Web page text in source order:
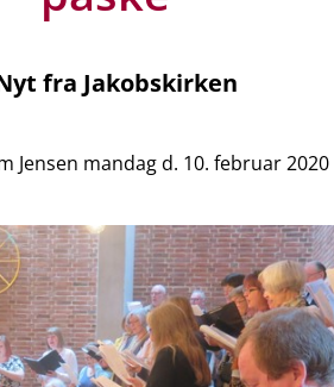
fra Jakobskirken
Jensen mandag d. 10. februar 2020